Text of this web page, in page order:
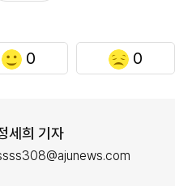
0 0
세희 기자